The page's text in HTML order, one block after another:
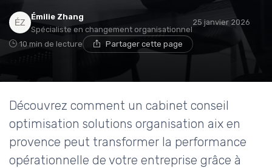
Émilie Zhang
Spécialiste en changement organisationnel
25 janvier 2026
10 min de lecture Partager cette page
Découvrez comment un cabinet conseil
optimisation solutions organisation aix en
provence peut transformer la performance
opérationnelle de votre entreprise grâce à